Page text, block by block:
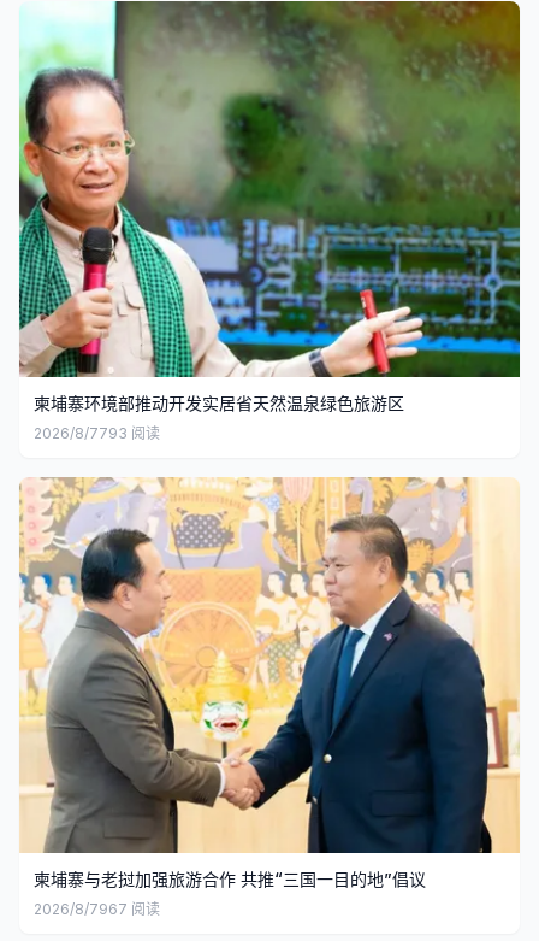
柬埔寨环境部推动开发实居省天然温泉绿色旅游区
2026/8/7793 阅读
柬埔寨与老挝加强旅游合作 共推“三国一目的地”倡议
2026/8/7967 阅读